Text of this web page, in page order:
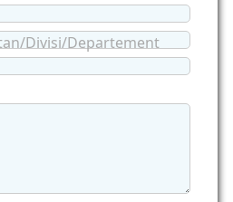
Divisi/Departement